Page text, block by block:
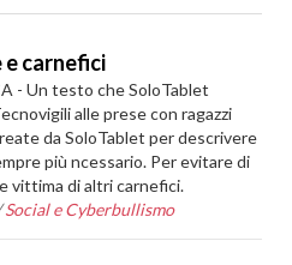
carnefici
- Un testo che SoloTablet
alle prese con ragazzi
da SoloTablet per descrivere
più ncessario. Per evitare di
vittima di altri carnefici.
Social e Cyberbullismo